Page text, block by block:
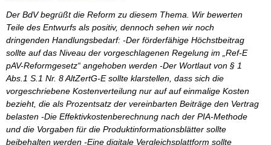
Der BdV begrüßt die Reform zu diesem Thema. Wir bewerten
Teile des Entwurfs als positiv, dennoch sehen wir noch
dringenden Handlungsbedarf: -Der förderfähige Höchstbeitrag
sollte auf das Niveau der vorgeschlagenen Regelung im „Ref-E
pAV-Reformgesetz“ angehoben werden -Der Wortlaut von § 1
Abs.1 S.1 Nr. 8 AltZertG-E sollte klarstellen, dass sich die
vorgeschriebene Kostenverteilung nur auf auf einmalige Kosten
bezieht, die als Prozentsatz der vereinbarten Beiträge den Vertrag
belasten -Die Effektivkostenberechnung nach der PIA-Methode
und die Vorgaben für die Produktinformationsblätter sollte
beibehalten werden -Eine digitale Vergleichsplattform sollte